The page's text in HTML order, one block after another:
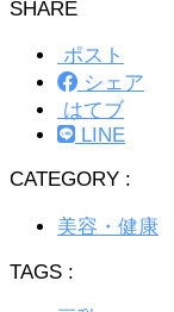
SHARE
ポスト
シェア
はてブ
LINE
CATEGORY :
美容・健康
TAGS :